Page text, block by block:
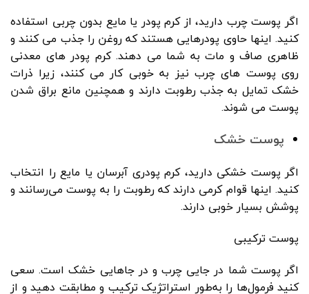
اگر پوست چرب دارید، از کرم پودر یا مایع بدون چربی استفاده
کنید. اینها حاوی پودرهایی هستند که روغن را جذب می کنند و
ظاهری صاف و مات به شما می دهند. کرم پودر های معدنی
روی پوست های چرب نیز به خوبی کار می کنند، زیرا ذرات
خشک تمایل به جذب رطوبت دارند و همچنین مانع براق شدن
پوست می شوند.
پوست خشک
اگر پوست خشکی دارید، کرم پودری آبرسان یا مایع را انتخاب
کنید. اینها قوام کرمی دارند که رطوبت را به پوست می‌رسانند و
پوشش بسیار خوبی دارند.
پوست ترکیبی
اگر پوست شما در جایی چرب و در جاهایی خشک است. سعی
کنید فرمول‌ها را به‌طور استراتژیک ترکیب و مطابقت دهید و از